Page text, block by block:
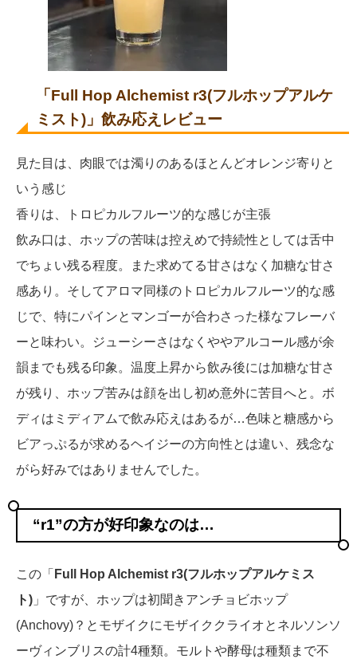
「Full Hop Alchemist r3(フルホップアルケ
ミスト)」飲み応えレビュー
見た目は、肉眼では濁りのあるほとんどオレンジ寄りと
いう感じ
香りは、トロピカルフルーツ的な感じが主張
飲み口は、ホップの苦味は控えめで持続性としては舌中
でちょい残る程度。また求めてる甘さはなく加糖な甘さ
感あり。そしてアロマ同様のトロピカルフルーツ的な感
じで、特にパインとマンゴーが合わさった様なフレーバ
ーと味わい。ジューシーさはなくややアルコール感が余
韻までも残る印象。温度上昇から飲み後には加糖な甘さ
が残り、ホップ苦みは顔を出し初め意外に苦目へと。ボ
ディはミディアムで飲み応えはあるが…色味と糖感から
ビアっぷるが求めるヘイジーの方向性とは違い、残念な
がら好みではありませんでした。
“r1”の方が好印象なのは…
この「 Full Hop Alchemist r3(フルホップアルケミス
ト) 」ですが、ホップは初聞きアンチョビホップ
(Anchovy)？とモザイクにモザイククライオとネルソンソ
ーヴィンブリスの計4種類。モルトや酵母は種類まで不